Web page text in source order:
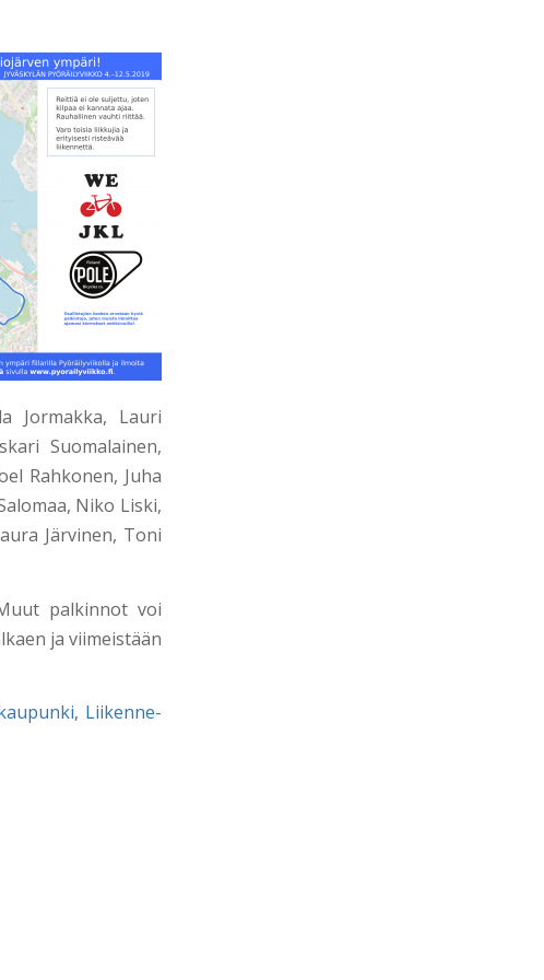
Jormakka, Lauri
Suomalainen,
Rahkonen, Juha
Niko Liski,
Järvinen, Toni
palkinnot voi
ja viimeistään
, Liikenne-